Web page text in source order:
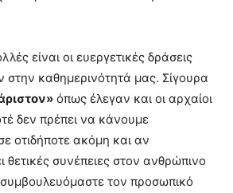
είναι οι ευεργετικές δράσεις
στην καθημερινότητά μας. Σίγουρα
όπως έλεγαν και οι αρχαίοι
δεν πρέπει να κάνουμε
οτιδήποτε ακόμη και αν
θετικές συνέπειες στον ανθρώπινο
τον προσωπικό